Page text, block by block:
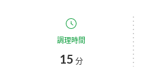
スープ
お酢ドリンク
企業理念
ミツカンを知る
環境への取り組み
調理時間
15 分